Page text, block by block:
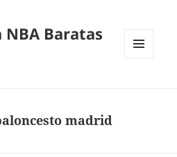
NBA Baratas
madrid